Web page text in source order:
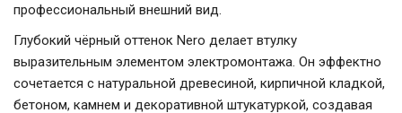
профессиональный внешний вид.
Глубокий чёрный оттенок Nero делает втулку
выразительным элементом электромонтажа. Он эффектно
сочетается с натуральной древесиной, кирпичной кладкой,
бетоном, камнем и декоративной штукатуркой, создавая